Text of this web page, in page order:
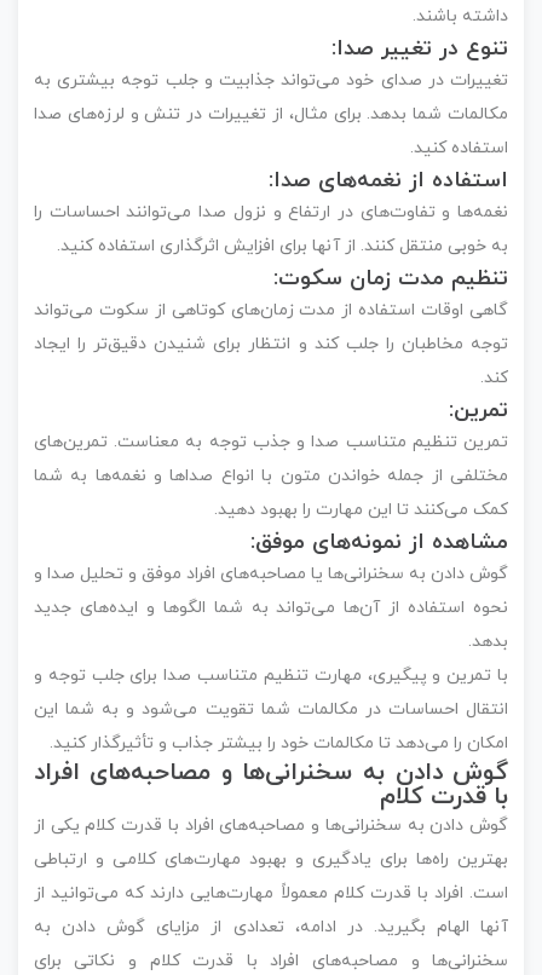
داشته باشند.
تنوع در تغییر صدا:
تغییرات در صدای خود می‌تواند جذابیت و جلب توجه بیشتری به
مکالمات شما بدهد. برای مثال، از تغییرات در تنش و لرزه‌های صدا
استفاده کنید.
استفاده از نغمه‌های صدا:
نغمه‌ها و تفاوت‌های در ارتفاع و نزول صدا می‌توانند احساسات را
به خوبی منتقل کنند. از آنها برای افزایش اثرگذاری استفاده کنید.
تنظیم مدت زمان سکوت:
گاهی اوقات استفاده از مدت زمان‌های کوتاهی از سکوت می‌تواند
توجه مخاطبان را جلب کند و انتظار برای شنیدن دقیق‌تر را ایجاد
کند.
تمرین:
تمرین تنظیم متناسب صدا و جذب توجه به معناست. تمرین‌های
مختلفی از جمله خواندن متون با انواع صداها و نغمه‌ها به شما
کمک می‌کنند تا این مهارت را بهبود دهید.
مشاهده از نمونه‌های موفق:
گوش دادن به سخنرانی‌ها یا مصاحبه‌های افراد موفق و تحلیل صدا و
نحوه استفاده از آن‌ها می‌تواند به شما الگوها و ایده‌های جدید
بدهد.
با تمرین و پیگیری، مهارت تنظیم متناسب صدا برای جلب توجه و
انتقال احساسات در مکالمات شما تقویت می‌شود و به شما این
امکان را می‌دهد تا مکالمات خود را بیشتر جذاب و تأثیرگذار کنید.
گوش دادن به سخنرانی‌ها و مصاحبه‌های افراد
با قدرت کلام
گوش دادن به سخنرانی‌ها و مصاحبه‌های افراد با قدرت کلام یکی از
بهترین راه‌ها برای یادگیری و بهبود مهارت‌های کلامی و ارتباطی
است. افراد با قدرت کلام معمولاً مهارت‌هایی دارند که می‌توانید از
آنها الهام بگیرید. در ادامه، تعدادی از مزایای گوش دادن به
سخنرانی‌ها و مصاحبه‌های افراد با قدرت کلام و نکاتی برای